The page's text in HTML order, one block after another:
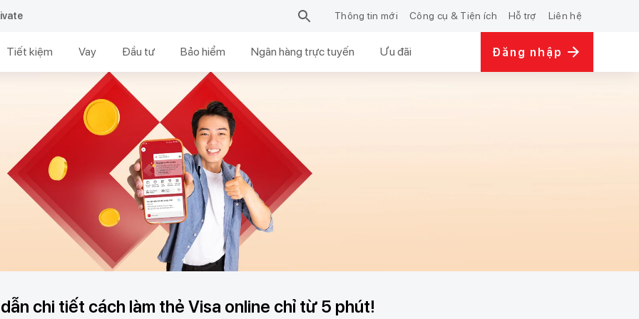
Thông tin mới Công cụ & Tiện ích Hỗ trợ Liên hệ
Tiết kiệm Vay Đầu tư Bảo hiểm Ngân hàng trực tuyến Ưu đãi Đăng nhập
chi tiết cách làm thẻ Visa online chỉ từ 5 phút!